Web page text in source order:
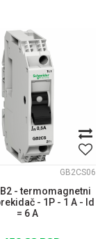
GB2CS06
- termomagnetni
- 1P - 1 A - Id
= 6 A